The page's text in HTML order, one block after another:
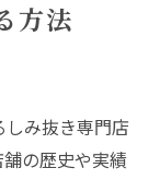
方法
み抜き専門店
の歴史や実績